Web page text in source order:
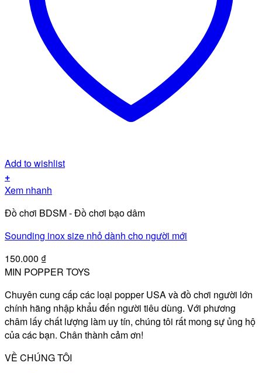
Add to wishlist
+
Xem nhanh
Đồ chơi BDSM - Đồ chơi bạo dâm
Sounding inox size nhỏ dành cho người mới
150.000 ₫
MIN POPPER TOYS
Chuyên cung cấp các loại popper USA và đồ chơi người lớn
chính hãng nhập khẩu đến người tiêu dùng. Với phương
châm lấy chất lượng làm uy tín, chúng tôi rất mong sự ủng hộ
của các bạn. Chân thành cảm ơn!
VỀ CHÚNG TÔI